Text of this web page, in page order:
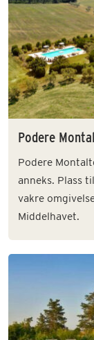
Podere
Podere
anneks. Plass
vakre
Middelhavet.